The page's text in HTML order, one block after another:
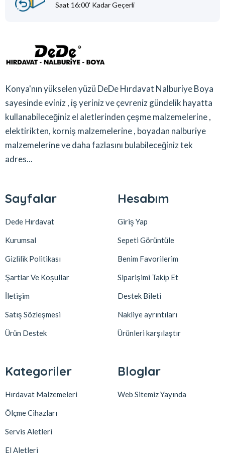
Saat 16:00' Kadar Geçerli
Konya'nın yükselen yüzü DeDe Hırdavat Nalburiye Boya
sayesinde eviniz , iş yeriniz ve çevreniz gündelik hayatta
kullanabileceğiniz el aletlerinden çeşme malzemelerine ,
elektirikten, korniş malzemelerine , boyadan nalburiye
malzemelerine ve daha fazlasını bulabileceğiniz tek
adres...
Sayfalar
Dede Hırdavat
Kurumsal
Gizlilik Politikası
Şartlar Ve Koşullar
İletişim
Satış Sözleşmesi
Ürün Destek
Hesabım
Giriş Yap
Sepeti Görüntüle
Benim Favorilerim
Siparişimi Takip Et
Destek Bileti
Nakliye ayrıntıları
Ürünleri karşılaştır
Kategoriler
Hırdavat Malzemeleri
Ölçme Cihazları
Servis Aletleri
El Aletleri
Bloglar
Web Sitemiz Yayında